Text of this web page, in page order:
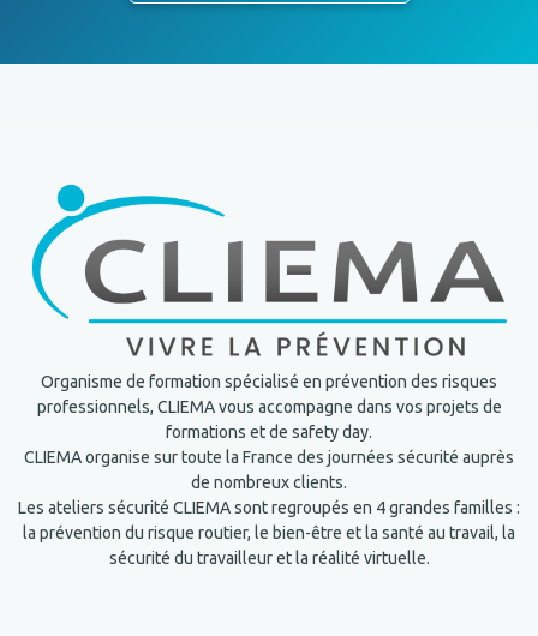
Organisme de formation spécialisé en prévention des risques
professionnels, CLIEMA vous accompagne dans vos projets de
formations et de safety day.
CLIEMA organise sur toute la France des journées sécurité auprès
de nombreux clients.
Les ateliers sécurité CLIEMA sont regroupés en 4 grandes familles :
la prévention du risque routier, le bien-être et la santé au travail, la
sécurité du travailleur et la réalité virtuelle.